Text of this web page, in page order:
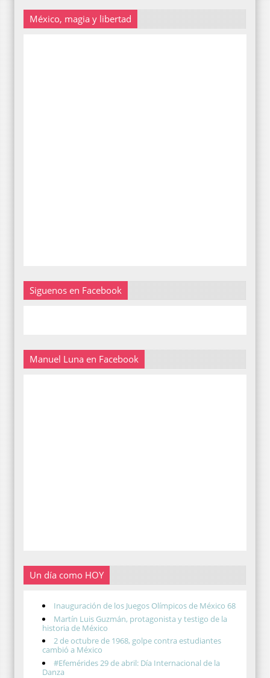
México, magia y libertad
Siguenos en Facebook
Manuel Luna en Facebook
Un día como HOY
Inauguración de los Juegos Olímpicos de México 68
Martín Luis Guzmán, protagonista y testigo de la
historia de México
2 de octubre de 1968, golpe contra estudiantes
cambió a México
#Efemérides 29 de abril: Día Internacional de la
Danza